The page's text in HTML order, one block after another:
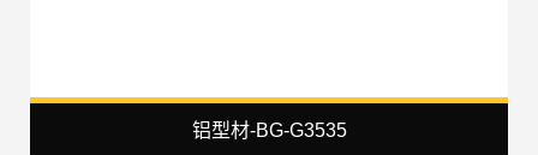
铝型材-BG-G3535